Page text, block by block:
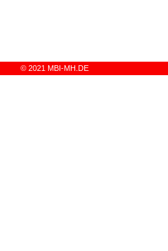
© 2021 MBI-MH.DE